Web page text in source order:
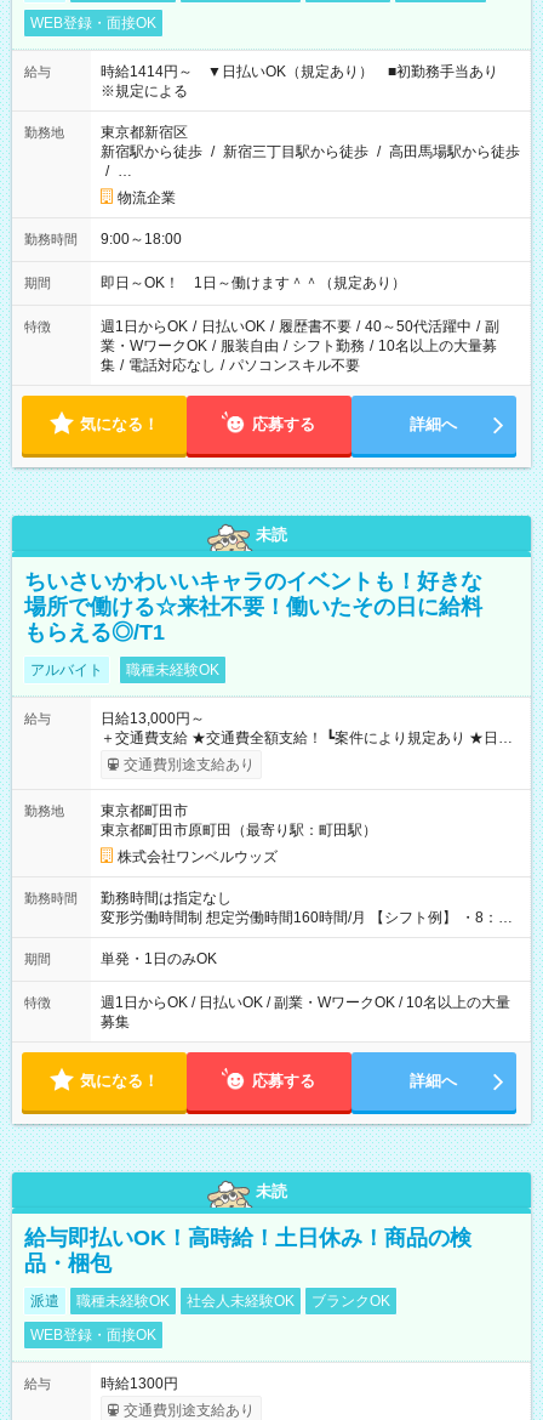
WEB登録・面接OK
給与
時給1414円～ ▼日払いOK（規定あり） ■初勤務手当あり
※規定による
勤務地
東京都新宿区
新宿駅から徒歩 / 新宿三丁目駅から徒歩 / 高田馬場駅から徒歩
/ …
物流企業
勤務時間 9:00～18:00
期間 即日～OK！ 1日～働けます＾＾（規定あり）
特徴 週1日からOK / 日払いOK / 履歴書不要 / 40～50代活躍中 / 副
業・WワークOK / 服装自由 / シフト勤務 / 10名以上の大量募
集 / 電話対応なし / パソコンスキル不要
気になる！ 応募する 詳細へ
未読
ちいさいかわいいキャラのイベントも！好きな
場所で働ける☆来社不要！働いたその日に給料
もらえる◎/T1
アルバイト 職種未経験OK
給与
日給13,000円～
＋交通費支給 ★交通費全額支給！ ┗案件により規定あり ★日払
いOK！（規定あり） ┗働いたその日に現金GET♪ お仕事後はコ
ンビニATMから 日払い分を引き落とせます！ 【試用期間】試
交通費別途支給あり
勤務地
東京都町田市
東京都町田市原町田（最寄り駅：町田駅）
株式会社ワンベルウッズ
勤務時間
勤務時間は指定なし
変形労働時間制 想定労働時間160時間/月 【シフト例】 ・8：00
～21：00
期間 単発・1日のみOK
特徴
週1日からOK / 日払いOK / 副業・WワークOK / 10名以上の大量
募集
気になる！ 応募する 詳細へ
未読
給与即払いOK！高時給！土日休み！商品の検
品・梱包
派遣 職種未経験OK 社会人未経験OK
ブランクOK
WEB登録・面接OK
給与
時給1300円
交通費別途支給あり